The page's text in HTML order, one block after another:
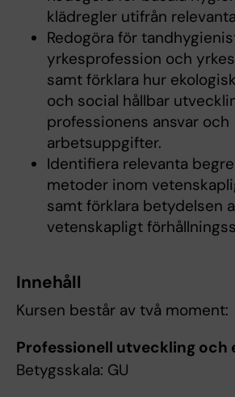
klädregler utifrån
Redogöra för
yrkesprofession och
samt förklara hur
och social hållbar
professionens ansvar och
arbetsuppgifter.
Identifiera relevanta
metoder inom
samt förklara betydelsen
vetenskapligt
Innehåll
Kursen består av två moment:
Professionell utveckling och
Betygsskala: GU